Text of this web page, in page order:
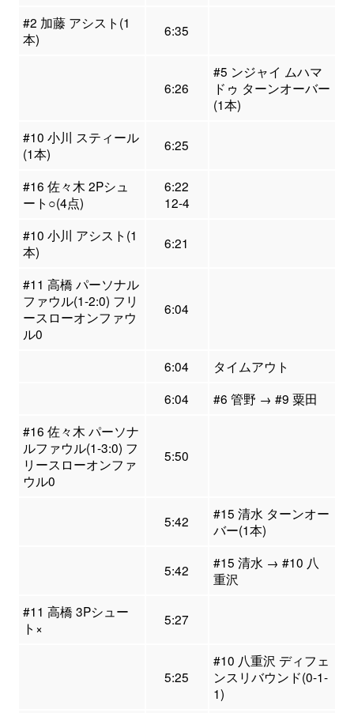
#2 加藤 アシスト(1
本)
6:35
6:26
#5 ンジャイ ムハマ
ドゥ ターンオーバー
(1本)
#10 小川 スティール
(1本)
6:25
#16 佐々木 2Pシュ
ート○(4点)
6:22
12-4
#10 小川 アシスト(1
本)
6:21
#11 高橋 パーソナル
ファウル(1-2:0) フリ
ースローオンファウ
ル0
6:04
6:04
タイムアウト
6:04
#6 管野 → #9 粟田
#16 佐々木 パーソナ
ルファウル(1-3:0) フ
リースローオンファ
ウル0
5:50
5:42
#15 清水 ターンオー
バー(1本)
5:42
#15 清水 → #10 八
重沢
#11 高橋 3Pシュー
ト×
5:27
5:25
#10 八重沢 ディフェ
ンスリバウンド(0-1-
1)